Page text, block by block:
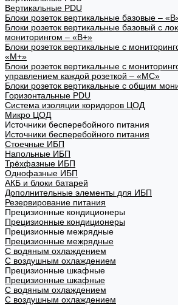
Вертикальные PDU
Блоки розеток вертикальные базовые –
Блоки розеток вертикальные базовый с
мониторингом – «В+»
Блоки розеток вертикальные с
«М+»
Блоки розеток вертикальные с
управлением каждой розеткой – «МС»
Блоки розеток вертикальные с общим
Горизонтальные PDU
Система изоляции коридоров ЦОД
Микро ЦОД
Источники бесперебойного питания
Источники бесперебойного питания
Стоечные ИБП
Напольные ИБП
Трёхфазные ИБП
Однофазные ИБП
АКБ и блоки батарей
Дополнительные элементы для ИБП
Резервирование питания
Прецизионные кондиционеры
Прецизионные кондиционеры
Прецизионные межрядные
Прецизионные межрядные
С водяным охлаждением
С воздушным охлаждением
Прецизионные шкафные
Прецизионные шкафные
С водяным охлаждением
С воздушным охлаждением